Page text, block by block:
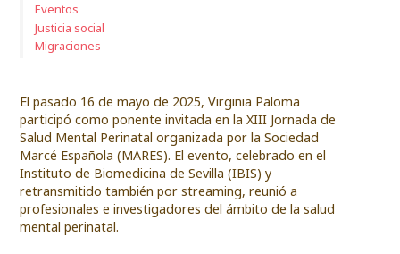
Eventos
Justicia social
Migraciones
El pasado 16 de mayo de 2025, Virginia Paloma
participó como ponente invitada en la XIII Jornada de
Salud Mental Perinatal organizada por la Sociedad
Marcé Española (MARES). El evento, celebrado en el
Instituto de Biomedicina de Sevilla (IBIS) y
retransmitido también por streaming, reunió a
profesionales e investigadores del ámbito de la salud
mental perinatal.